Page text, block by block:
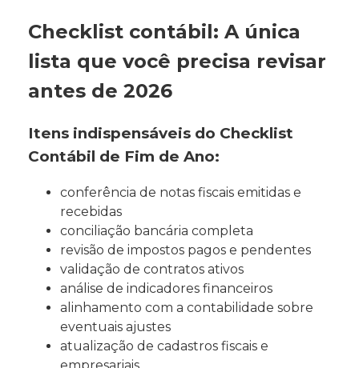
Checklist contábil: A única
lista que você precisa revisar
antes de 2026
Itens indispensáveis do Checklist
Contábil de Fim de Ano:
conferência de notas fiscais emitidas e
recebidas
conciliação bancária completa
revisão de impostos pagos e pendentes
validação de contratos ativos
análise de indicadores financeiros
alinhamento com a contabilidade sobre
eventuais ajustes
atualização de cadastros fiscais e
empresariais